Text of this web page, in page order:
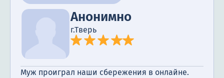
Анонимно
г.Тверь
Муж проиграл наши сбережения в онлайне.